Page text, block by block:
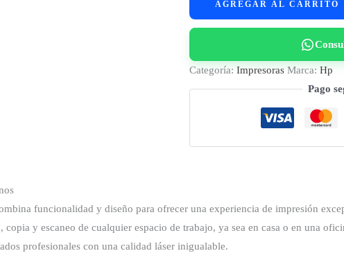
cantidad
AGREGAR AL CARRITO
Categoría: Impresoras Marca: Hp
Pago
funcionalidad y diseño para ofrecer una experiencia de impresión
y escaneo de cualquier espacio de trabajo, ya sea en casa o en una
profesionales con una calidad láser inigualable.